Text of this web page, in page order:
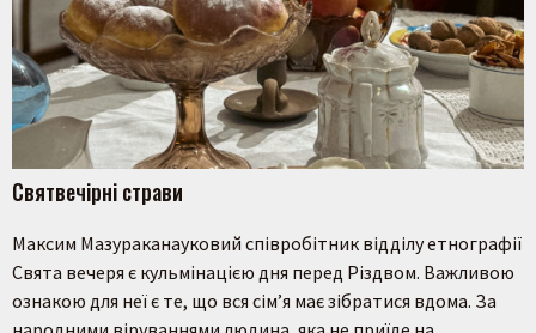
Святвечірні страви
Максим Мазураканауковий співробітник відділу етнографії
Свята вечеря є кульмінацією дня перед Різдвом. Важливою
ознакою для неї є те, що вся сім’я має зібратися вдома. За